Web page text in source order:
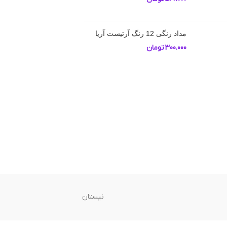
مداد رنگی 12 رنگ آرتیست آریا
300.000تومان
نیستان